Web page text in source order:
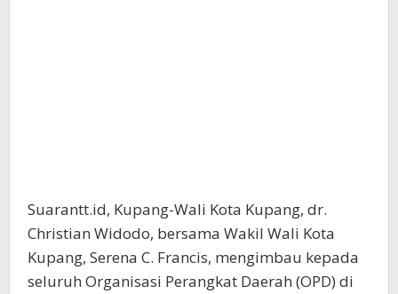
Suarantt.id, Kupang-Wali Kota Kupang, dr.
Christian Widodo, bersama Wakil Wali Kota
Kupang, Serena C. Francis, mengimbau kepada
seluruh Organisasi Perangkat Daerah (OPD) di